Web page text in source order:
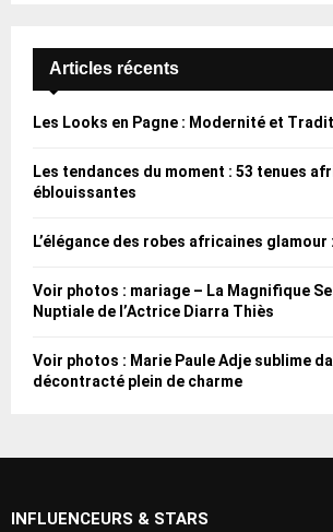
Articles récents
Les Looks en Pagne : Modernité et
Les tendances du moment : 53 tenues
éblouissantes
L’élégance des robes africaines glamour
Voir photos : mariage – La Magnifique
Nuptiale de l’Actrice Diarra Thiès
Voir photos : Marie Paule Adje sublime
décontracté plein de charme
INFLUENCEURS & STARS